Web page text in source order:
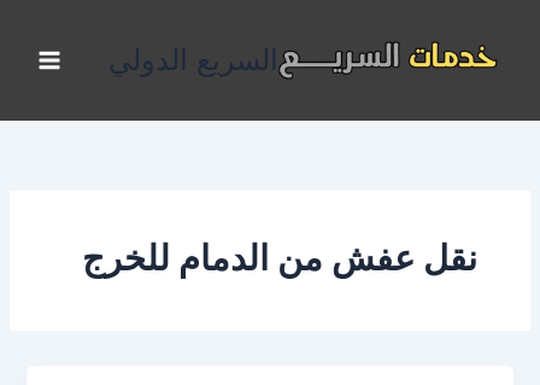
المحتوى
السريع الدولي
نقل عفش من الدمام للخرج